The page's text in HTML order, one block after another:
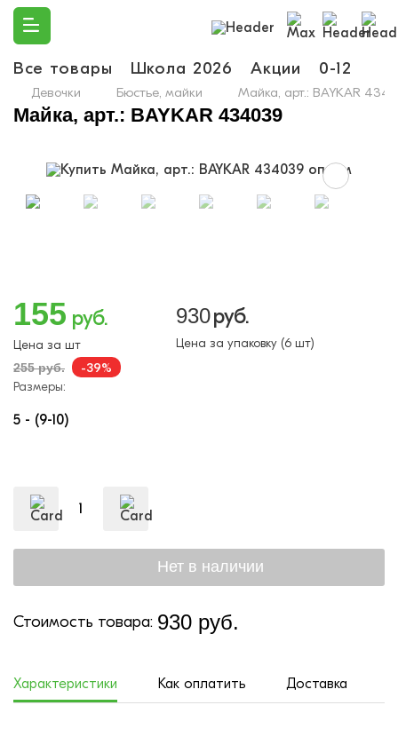
Все товары Школа 2026 Акции 0-12
Девочки Бюстье, майки Майка, арт.: BAYKAR
Майка, арт.: BAYKAR 434039
255 руб. -39%
155 руб.
Цена за шт
930руб.
Цена за упаковку (6 шт)
Размеры:
5 - (9-10)
Стоимость товара: 930 руб.
Характеристики Как оплатить Доставка